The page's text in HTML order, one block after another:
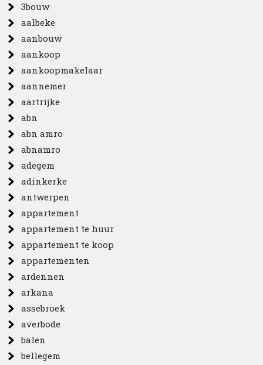
3bouw
aalbeke
aanbouw
aankoop
aankoopmakelaar
aannemer
aartrijke
abn
abn amro
abnamro
adegem
adinkerke
antwerpen
appartement
appartement te huur
appartement te koop
appartementen
ardennen
arkana
assebroek
averbode
balen
bellegem